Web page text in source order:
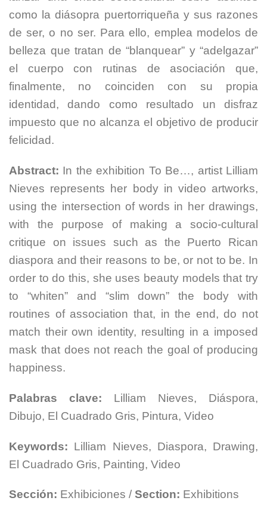
como la diásopra puertorriqueña y sus razones
de ser, o no ser. Para ello, emplea modelos de
belleza que tratan de “blanquear” y “adelgazar”
el cuerpo con rutinas de asociación que,
finalmente, no coinciden con su propia
identidad, dando como resultado un disfraz
impuesto que no alcanza el objetivo de producir
felicidad.
Abstract: In the exhibition To Be…, artist Lilliam
Nieves represents her body in video artworks,
using the intersection of words in her drawings,
with the purpose of making a socio-cultural
critique on issues such as the Puerto Rican
diaspora and their reasons to be, or not to be. In
order to do this, she uses beauty models that try
to “whiten” and “slim down” the body with
routines of association that, in the end, do not
match their own identity, resulting in a imposed
mask that does not reach the goal of producing
happiness.
Palabras clave: Lilliam Nieves, Diáspora,
Dibujo, El Cuadrado Gris, Pintura, Video
Keywords: Lilliam Nieves, Diaspora, Drawing,
El Cuadrado Gris, Painting, Video
Sección: Exhibiciones / Section: Exhibitions